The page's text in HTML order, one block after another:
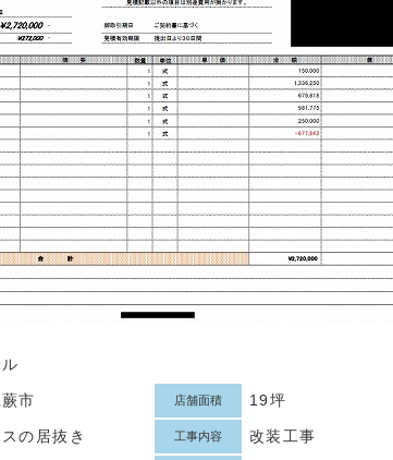
市 店舗面積 19坪
の居抜き 工事内容 改装工事